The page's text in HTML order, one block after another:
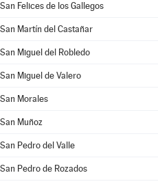
San Felices de los Gallegos
San Martín del Castañar
San Miguel del Robledo
San Miguel de Valero
San Morales
San Muñoz
San Pedro del Valle
San Pedro de Rozados